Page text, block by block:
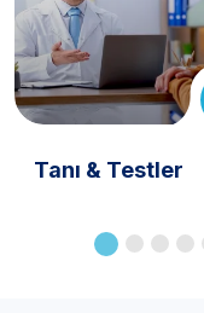
Tanı & Testler